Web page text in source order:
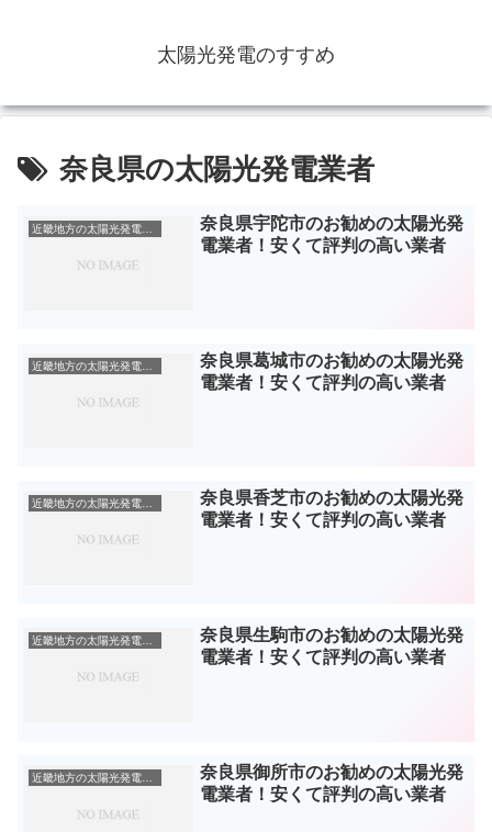
太陽光発電のすすめ
奈良県の太陽光発電業者
奈良県宇陀市のお勧めの太陽光発
電業者！安くて評判の高い業者
奈良県葛城市のお勧めの太陽光発
電業者！安くて評判の高い業者
奈良県香芝市のお勧めの太陽光発
電業者！安くて評判の高い業者
奈良県生駒市のお勧めの太陽光発
電業者！安くて評判の高い業者
近畿地方の太陽光発電業者
奈良県御所市のお勧めの太陽光発
電業者！安くて評判の高い業者